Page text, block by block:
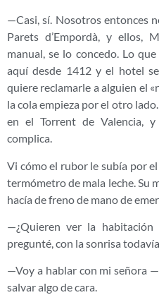
—Casi, sí. Nosotros entonces
Parets d’Empordà, y ellos,
manual, se lo concedo. Lo
aquí desde 1412 y el hotel
quiere reclamarle a alguien el
la cola empieza por el otro
en el Torrent de Valencia,
complica.
Vi cómo el rubor le subía por
termómetro de mala leche. Su
hacía de freno de mano de
—¿Quieren ver la
pregunté, con la sonrisa
—Voy a hablar con mi señora
salvar algo de cara.